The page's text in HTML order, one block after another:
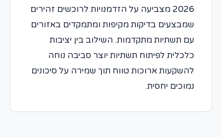
2026 מצביעה על הזדמנויות לרוכשים זהירים
שמבצעים בדיקות מקיפות ומתמקדים באזורים
עם תשתיות מתקדמות. השילוב בין יציבות
כלכלית לפיתוח תשתיות יוצר סביבה נוחה
להשקעות ארוכות טווח תוך שמירה על סיכונים
נמוכים יחסית.